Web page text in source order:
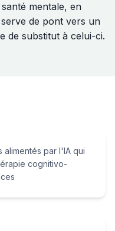
mentale, en
de pont vers un
de substitut à celui-ci.
alimentés par l'IA qui
cognitivo-